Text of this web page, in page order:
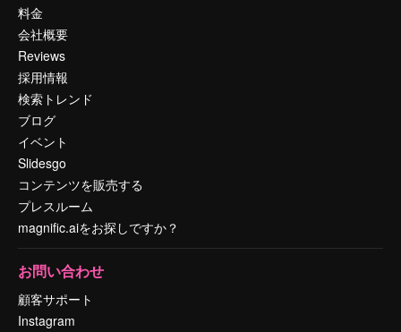
料金
会社概要
Reviews
採用情報
検索トレンド
ブログ
イベント
Slidesgo
コンテンツを販売する
プレスルーム
magnific.aiをお探しですか？
お問い合わせ
顧客サポート
Instagram